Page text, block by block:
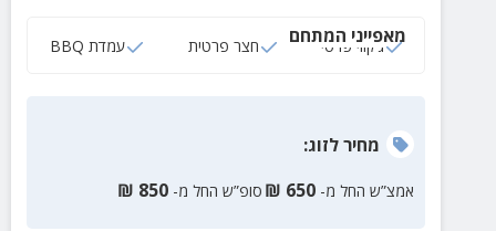
שווים.
מאפייני המתחם
ג‘קוזי פרטי חצר פרטית עמדת BBQ
מחירלזוג:
אמצ”ש החל מ- 650
₪ סופ”ש החל מ- 850
₪